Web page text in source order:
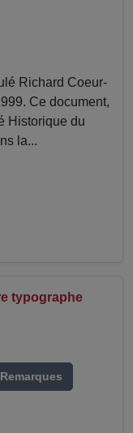
Richard Coeur-
Ce document,
Historique du
la...
typographe